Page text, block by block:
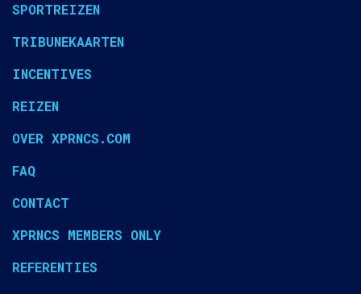
SPORTREIZEN
TRIBUNEKAARTEN
INCENTIVES
REIZEN
OVER XPRNCS.COM
FAQ
CONTACT
XPRNCS MEMBERS ONLY
REFERENTIES